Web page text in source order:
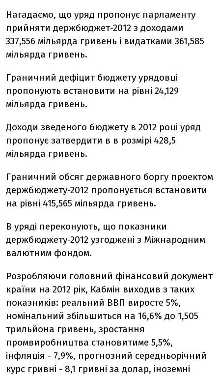
Нагадаємо, що уряд пропонує парламенту
прийняти держбюджет-2012 з доходами
337,556 мільярда гривень і видатками 361,585
мільярда гривень.
Граничний дефіцит бюджету урядовці
пропонують встановити на рівні 24,129
мільярда гривень.
Доходи зведеного бюджету в 2012 році уряд
пропонує затвердити в в розмірі 428,5
мільярда гривень.
Граничний обсяг державного боргу проектом
держбюджету-2012 пропонується встановити
на рівні 415,565 мільярда гривень.
В уряді переконують, що показники
держбюджету-2012 узгоджені з Міжнародним
валютним фондом.
Розробляючи головний фінансовий документ
країни на 2012 рік, Кабмін виходив з таких
показників: реальний ВВП виросте 5%,
номінальний збільшиться на 16,6% до 1,505
трильйона гривень, зростання
промвиробництва становитиме 5,5%,
інфляція - 7,9%, прогнозний середньорічний
курс гривні - 8,1 гривні за долар, іноземні